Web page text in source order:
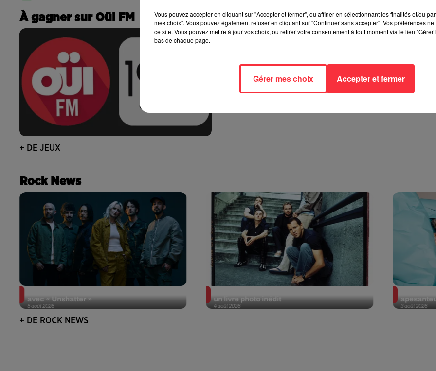
À gagner sur Oüi FM
+ DE JEUX
Rock News
5 août 2026
avec « Unshatter »
4 août 2026
un livre photo inédit
3 août 2026
+ DE ROCK NEWS
Vous pouvez accepter en cliquant sur "Accepter et fermer", ou affiner en sélectionnant les finalités et/ou
mes choix". Vous pouvez également refuser en cliquant sur "Continuer sans accepter". Vos préférences
ce site. Vous pouvez mettre à jour vos choix, ou retirer votre consentement à tout moment via le lien
bas de chaque page.
Gérer mes choix Accepter et fermer